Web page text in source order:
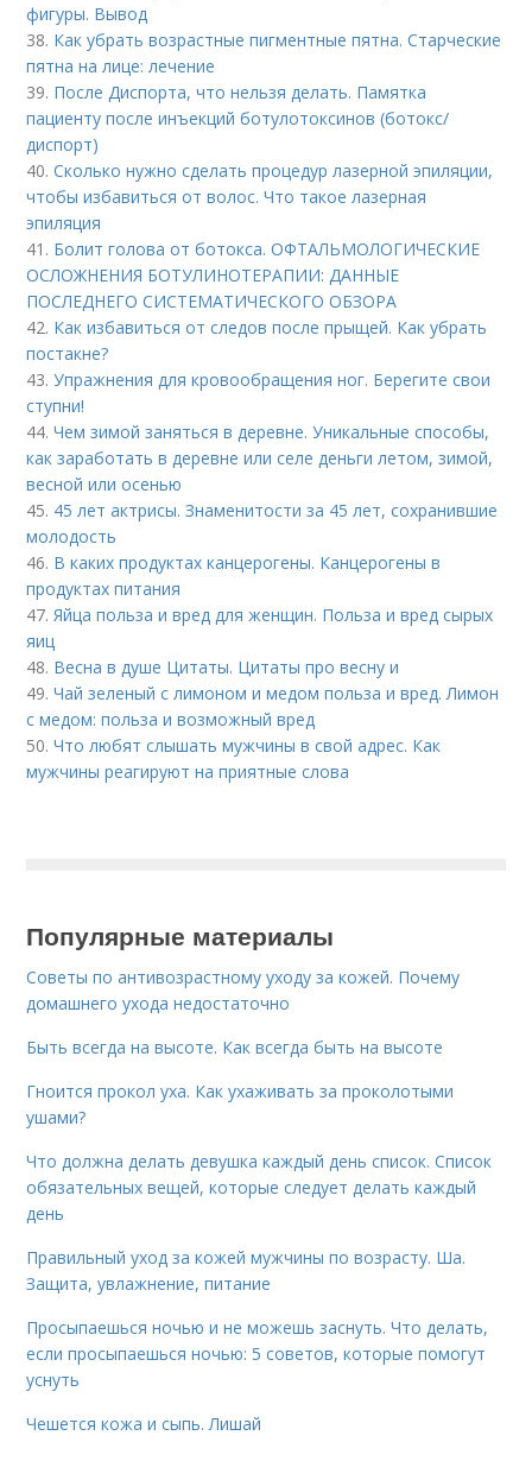
фигуры. Вывод
38. Как убрать возрастные пигментные пятна. Старческие
пятна на лице: лечение
39. После Диспорта, что нельзя делать. Памятка
пациенту после инъекций ботулотоксинов (ботокс/
диспорт)
40.Сколько нужно сделать процедур лазерной эпиляции,
чтобы избавиться от волос. Что такое лазерная
эпиляция
41. Болит голова от ботокса. ОФТАЛЬМОЛОГИЧЕСКИЕ
ОСЛОЖНЕНИЯ БОТУЛИНОТЕРАПИИ: ДАННЫЕ
ПОСЛЕДНЕГО СИСТЕМАТИЧЕСКОГО ОБЗОРА
42. Как избавиться от следов после прыщей. Как убрать
постакне?
43.Упражнения для кровообращения ног. Берегите свои
ступни!
44.Чем зимой заняться в деревне. Уникальные способы,
как заработать в деревне или селе деньги летом, зимой,
весной или осенью
45. 45 лет актрисы. Знаменитости за 45 лет, сохранившие
молодость
46. В каких продуктах канцерогены. Канцерогены в
продуктах питания
47.Яйца польза и вред для женщин. Польза и вред сырых
яиц
48. Весна в душе Цитаты. Цитаты про весну и
49.Чай зеленый с лимоном и медом польза и вред. Лимон
с медом: польза и возможный вред
50.Что любят слышать мужчины в свой адрес. Как
мужчины реагируют на приятные слова
Популярные материалы
Советы по антивозрастному уходу за кожей. Почему
домашнего ухода недостаточно
Быть всегда на высоте. Как всегда быть на высоте
Гноится прокол уха. Как ухаживать за проколотыми
ушами?
Что должна делать девушка каждый день список. Список
обязательных вещей, которые следует делать каждый
день
Правильный уход за кожей мужчины по возрасту. Ша.
Защита, увлажнение, питание
Просыпаешься ночью и не можешь заснуть. Что делать,
если просыпаешься ночью: 5 советов, которые помогут
уснуть
Чешется кожа и сыпь. Лишай